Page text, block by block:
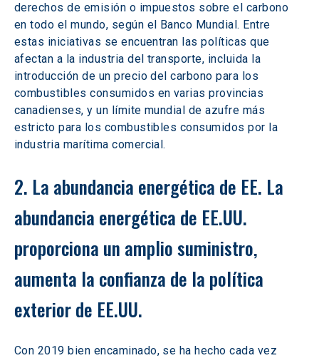
derechos de emisión o impuestos sobre el carbono
en todo el mundo, según el Banco Mundial. Entre
estas iniciativas se encuentran las políticas que
afectan a la industria del transporte, incluida la
introducción de un precio del carbono para los
combustibles consumidos en varias provincias
canadienses, y un límite mundial de azufre más
estricto para los combustibles consumidos por la
industria marítima comercial.
2. La abundancia energética de EE. La
abundancia energética de EE.UU.
proporciona un amplio suministro,
aumenta la confianza de la política
exterior de EE.UU.
Con 2019 bien encaminado, se ha hecho cada vez